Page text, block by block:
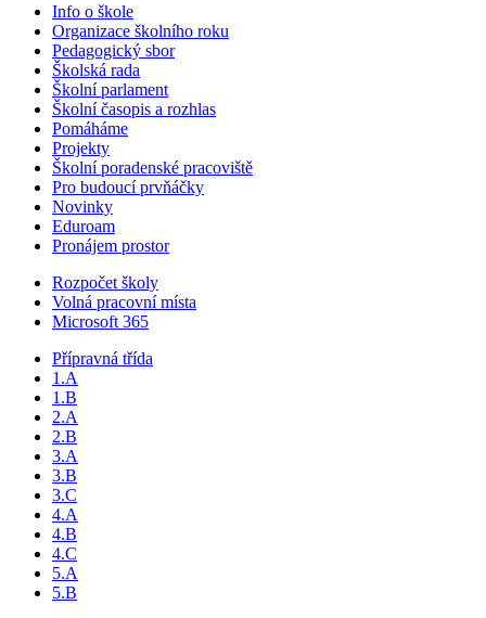
Info o škole
Organizace školního roku
Pedagogický sbor
Školská rada
Školní parlament
Školní časopis a rozhlas
Pomáháme
Projekty
Školní poradenské pracoviště
Pro budoucí prvňáčky
Novinky
Eduroam
Pronájem prostor
Rozpočet školy
Volná pracovní místa
Microsoft 365
Přípravná třída
1.A
1.B
2.A
2.B
3.A
3.B
3.C
4.A
4.B
4.C
5.A
5.B